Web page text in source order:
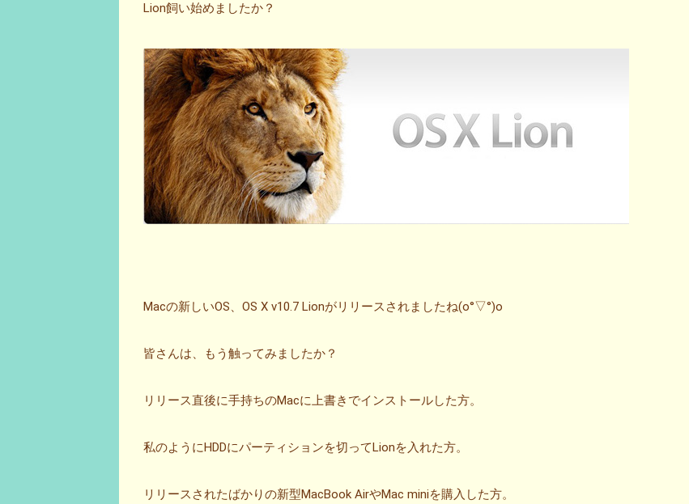
Lion飼い始めましたか？
Macの新しいOS、OS X v10.7 Lionがリリースされましたね(o°▽°)o
皆さんは、もう触ってみましたか？
リリース直後に手持ちのMacに上書きでインストールした方。
私のようにHDDにパーティションを切ってLionを入れた方。
リリースされたばかりの新型MacBook AirやMac miniを購入した方。